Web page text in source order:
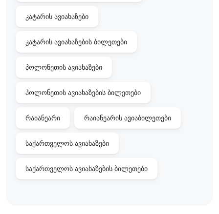
კატარის ავიახაზები
კატარის ავიახაზების ბილეთები
პოლონეთის ავიახაზები
პოლონეთის ავიახაზების ბილეთები
რაიანეარი რაიანეარის ავიაბილეთები
საქართველოს ავიახაზები
საქართველოს ავიახაზების ბილეთები